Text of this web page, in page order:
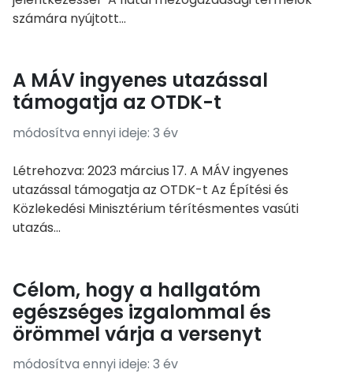
számára nyújtott...
A MÁV ingyenes utazással
támogatja az OTDK-t
módosítva ennyi ideje: 3 év
Létrehozva: 2023 március 17. A MÁV ingyenes
utazással támogatja az OTDK-t Az Építési és
Közlekedési Minisztérium térítésmentes vasúti
utazás...
Célom, hogy a hallgatóm
egészséges izgalommal és
örömmel várja a versenyt
módosítva ennyi ideje: 3 év